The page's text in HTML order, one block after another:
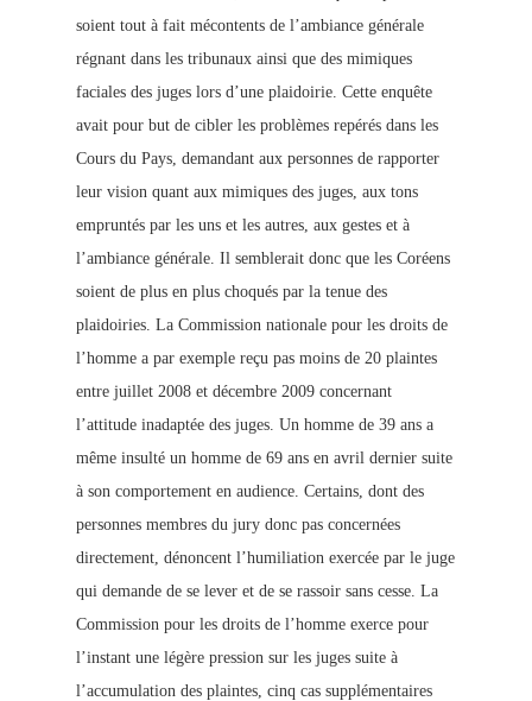
soient tout à fait mécontents de l’ambiance générale
régnant dans les tribunaux ainsi que des mimiques
faciales des juges lors d’une plaidoirie. Cette enquête
avait pour but de cibler les problèmes repérés dans les
Cours du Pays, demandant aux personnes de rapporter
leur vision quant aux mimiques des juges, aux tons
empruntés par les uns et les autres, aux gestes et à
l’ambiance générale. Il semblerait donc que les Coréens
soient de plus en plus choqués par la tenue des
plaidoiries. La Commission nationale pour les droits de
l’homme a par exemple reçu pas moins de 20 plaintes
entre juillet 2008 et décembre 2009 concernant
l’attitude inadaptée des juges. Un homme de 39 ans a
même insulté un homme de 69 ans en avril dernier suite
à son comportement en audience. Certains, dont des
personnes membres du jury donc pas concernées
directement, dénoncent l’humiliation exercée par le juge
qui demande de se lever et de se rassoir sans cesse. La
Commission pour les droits de l’homme exerce pour
l’instant une légère pression sur les juges suite à
l’accumulation des plaintes, cinq cas supplémentaires